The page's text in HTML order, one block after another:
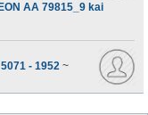
AA 79815_9 kai
- 1952 ~